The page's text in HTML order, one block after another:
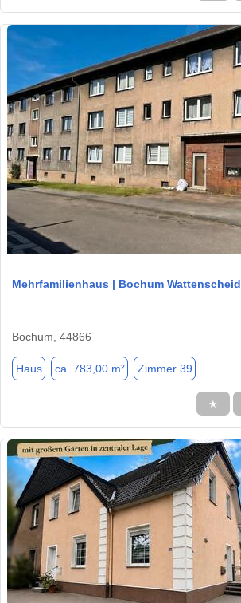
Mehrfamilienhaus | Bochum Wattenscheid
Bochum, 44866
Haus ca. 783,00 m² Zimmer 39
★